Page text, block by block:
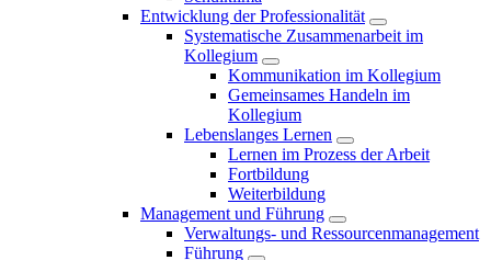
Entwicklung der Professionalität
Systematische Zusammenarbeit im
Kollegium
Kommunikation im Kollegium
Gemeinsames Handeln im
Kollegium
Lebenslanges Lernen
Lernen im Prozess der Arbeit
Fortbildung
Weiterbildung
Management und Führung
Verwaltungs- und Ressourcenmanagement
Führung